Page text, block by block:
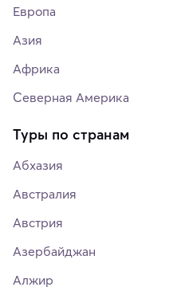
Европа
Азия
Африка
Северная Америка
Туры по странам
Абхазия
Австралия
Австрия
Азербайджан
Алжир